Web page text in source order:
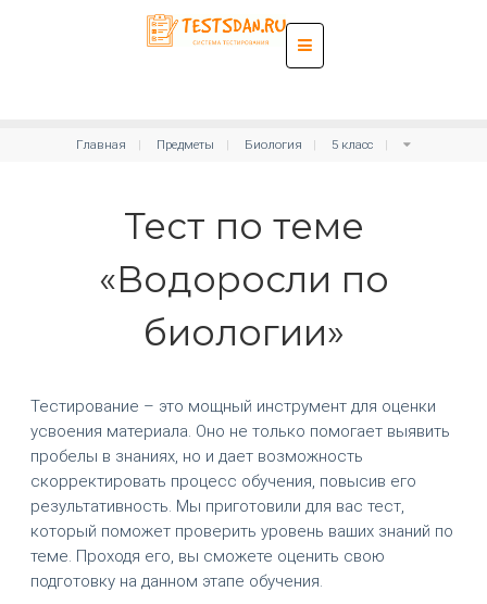
Главная Предметы Биология 5 класс
Тест по теме
«Водоросли по
биологии»
Тестирование – это мощный инструмент для оценки
усвоения материала. Оно не только помогает выявить
пробелы в знаниях, но и дает возможность
скорректировать процесс обучения, повысив его
результативность. Мы приготовили для вас тест,
который поможет проверить уровень ваших знаний по
теме. Проходя его, вы сможете оценить свою
подготовку на данном этапе обучения.